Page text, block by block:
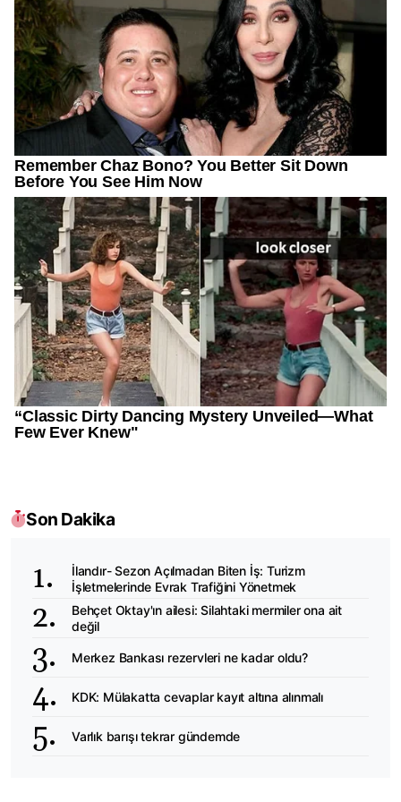
Son Dakika
İlandır- Sezon Açılmadan Biten İş: Turizm
İşletmelerinde Evrak Trafiğini Yönetmek
Behçet Oktay'ın ailesi: Silahtaki mermiler ona ait
değil
Merkez Bankası rezervleri ne kadar oldu?
KDK: Mülakatta cevaplar kayıt altına alınmalı
Varlık barışı tekrar gündemde